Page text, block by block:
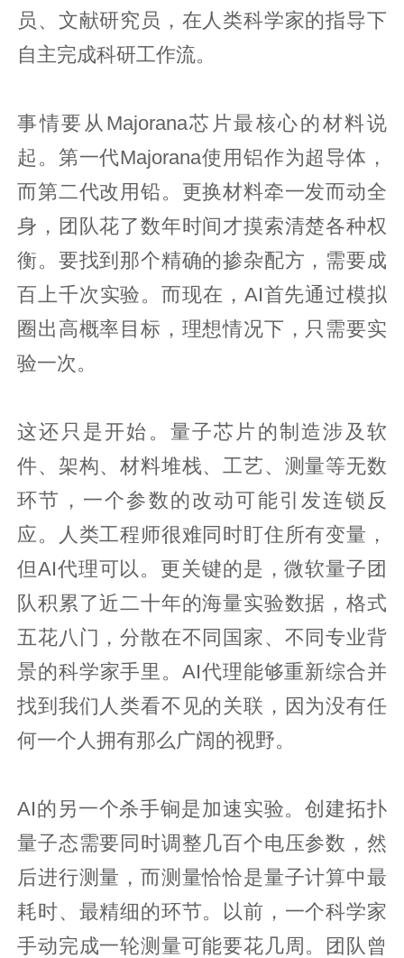
员、文献研究员，在人类科学家的指导下
自主完成科研工作流。
事情要从Majorana芯片最核心的材料说
起。第一代Majorana使用铝作为超导体，
而第二代改用铅。更换材料牵一发而动全
身，团队花了数年时间才摸索清楚各种权
衡。要找到那个精确的掺杂配方，需要成
百上千次实验。而现在，AI首先通过模拟
圈出高概率目标，理想情况下，只需要实
验一次。
这还只是开始。量子芯片的制造涉及软
件、架构、材料堆栈、工艺、测量等无数
环节，一个参数的改动可能引发连锁反
应。人类工程师很难同时盯住所有变量，
但AI代理可以。更关键的是，微软量子团
队积累了近二十年的海量实验数据，格式
五花八门，分散在不同国家、不同专业背
景的科学家手里。AI代理能够重新综合并
找到我们人类看不见的关联，因为没有任
何一个人拥有那么广阔的视野。
AI的另一个杀手锏是加速实验。创建拓扑
量子态需要同时调整几百个电压参数，然
后进行测量，而测量恰恰是量子计算中最
耗时、最精细的环节。以前，一个科学家
手动完成一轮测量可能要花几周。团队曾